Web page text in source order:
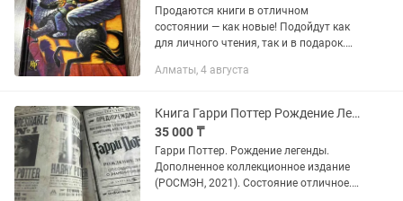
Продаются книги в отличном
состоянии — как новые! Подойдут как
для личного чтения, так и в подарок.
узник Азкабана — 6 000 тг 2.Робин
Алматы, 4 августа
Книга Гарри Поттер Рождение Легенды
35 000 ₸
Гарри Поттер. Рождение легенды.
Дополненное коллекционное издание
(РОСМЭН, 2021). Состояние отличное.